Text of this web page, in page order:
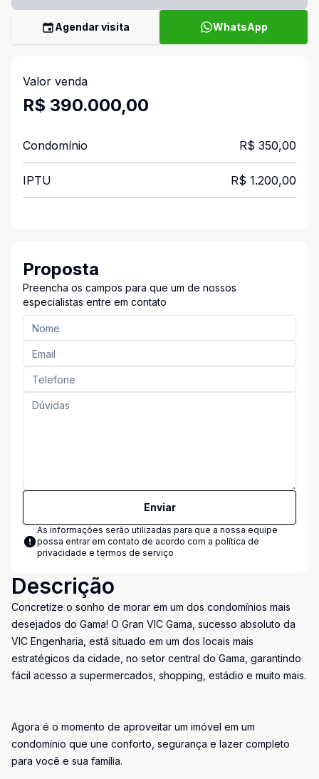
Agendar visita WhatsApp
Valor venda
R$ 390.000,00
Condomínio R$ 350,00
IPTU R$ 1.200,00
Proposta
Preencha os campos para que um de nossos
especialistas entre em contato
Enviar
As informações serão utilizadas para que a nossa equipe
possa entrar em contato de acordo com a política de
privacidade e termos de serviço
Descrição
Concretize o sonho de morar em um dos condomínios mais
desejados do Gama! O Gran VIC Gama, sucesso absoluto da
VIC Engenharia, está situado em um dos locais mais
estratégicos da cidade, no setor central do Gama, garantindo
fácil acesso a supermercados, shopping, estádio e muito mais.
Agora é o momento de aproveitar um imóvel em um
condomínio que une conforto, segurança e lazer completo
para você e sua família.